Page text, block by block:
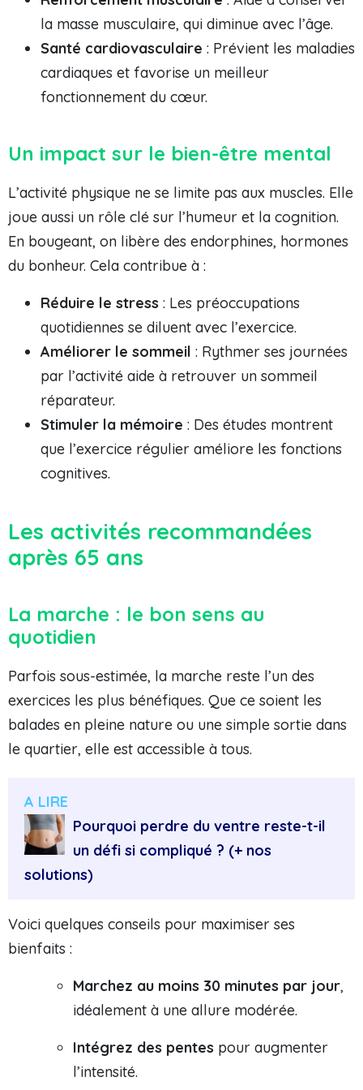
la masse musculaire, qui diminue avec l’âge.
Santé cardiovasculaire : Prévient les maladies
cardiaques et favorise un meilleur
fonctionnement du cœur.
Un impact sur le bien-être mental
L’activité physique ne se limite pas aux muscles. Elle
joue aussi un rôle clé sur l’humeur et la cognition.
En bougeant, on libère des endorphines, hormones
du bonheur. Cela contribue à :
Réduire le stress : Les préoccupations
quotidiennes se diluent avec l’exercice.
Améliorer le sommeil : Rythmer ses journées
par l’activité aide à retrouver un sommeil
réparateur.
Stimuler la mémoire : Des études montrent
que l’exercice régulier améliore les fonctions
cognitives.
Les activités recommandées
après 65 ans
La marche : le bon sens au
quotidien
Parfois sous-estimée, la marche reste l’un des
exercices les plus bénéfiques. Que ce soient les
balades en pleine nature ou une simple sortie dans
le quartier, elle est accessible à tous.
A LIRE
Pourquoi perdre du ventre reste-t-il
un défi si compliqué ? (+ nos
solutions)
Voici quelques conseils pour maximiser ses
bienfaits :
Marchez au moins 30 minutes par jour,
idéalement à une allure modérée.
Intégrez des pentes pour augmenter
l’intensité.